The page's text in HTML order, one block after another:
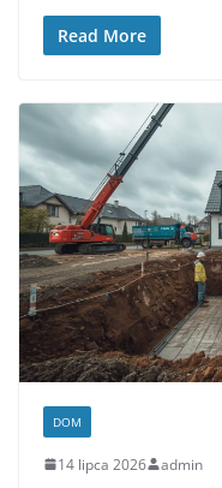
Read More
DOM
14 lipca 2026 admin